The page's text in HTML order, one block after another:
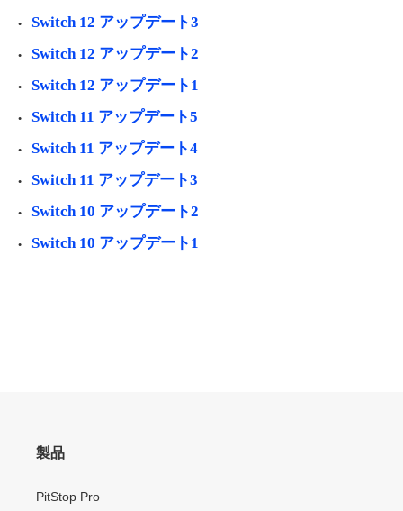
Switch 12 アップデート3
Switch 12 アップデート2
Switch 12 アップデート1
Switch 11 アップデート5
Switch 11 アップデート4
Switch 11 アップデート3
Switch 10 アップデート2
Switch 10 アップデート1
製品
PitStop Pro